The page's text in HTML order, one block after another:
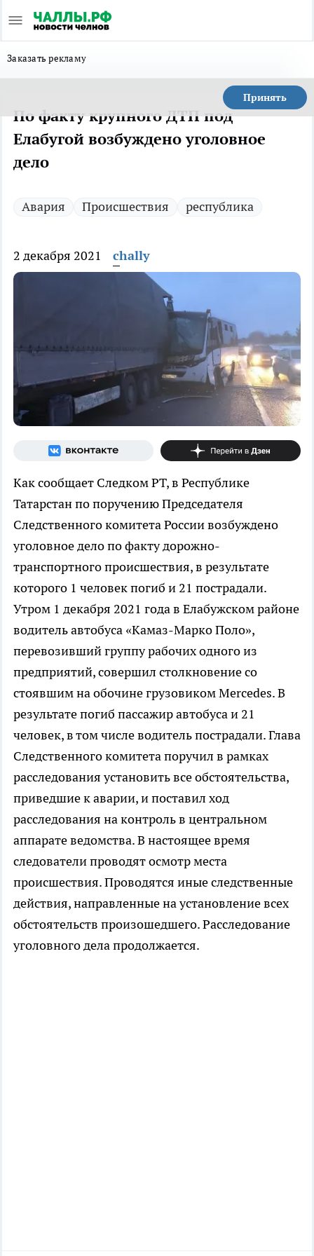
Заказать рекламу
Принять
По факту крупного ДТП под
Елабугой возбуждено уголовное
дело
Авария Происшествия республика
2 декабря 2021 chally
Как сообщает Следком РТ, в Республике
Татарстан по поручению Председателя
Следственного комитета России возбуждено
уголовное дело по факту дорожно-
транспортного происшествия, в результате
которого 1 человек погиб и 21 пострадали.
Утром 1 декабря 2021 года в Елабужском районе
водитель автобуса «Камаз-Марко Поло»,
перевозивший группу рабочих одного из
предприятий, совершил столкновение со
стоявшим на обочине грузовиком Mercedes. В
результате погиб пассажир автобуса и 21
человек, в том числе водитель пострадали. Глава
Следственного комитета поручил в рамках
расследования установить все обстоятельства,
приведшие к аварии, и поставил ход
расследования на контроль в центральном
аппарате ведомства. В настоящее время
следователи проводят осмотр места
происшествия. Проводятся иные следственные
действия, направленные на установление всех
обстоятельств произошедшего. Расследование
уголовного дела продолжается.